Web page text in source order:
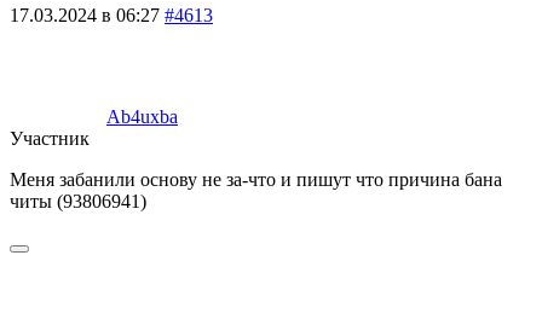
17.03.2024 в 06:27 #4613
Ab4uxba
Участник
Меня забанили основу не за-что и пишут что причина бана
читы (93806941)